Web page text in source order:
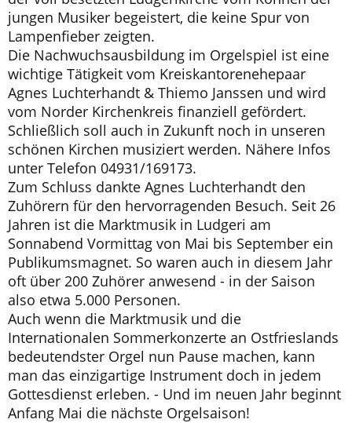
jungen Musiker begeistert, die keine Spur von
Lampenfieber zeigten.
Die Nachwuchsausbildung im Orgelspiel ist eine
wichtige Tätigkeit vom Kreiskantorenehepaar
Agnes Luchterhandt & Thiemo Janssen und wird
vom Norder Kirchenkreis finanziell gefördert.
Schließlich soll auch in Zukunft noch in unseren
schönen Kirchen musiziert werden. Nähere Infos
unter Telefon 04931/169173.
Zum Schluss dankte Agnes Luchterhandt den
Zuhörern für den hervorragenden Besuch. Seit 26
Jahren ist die Marktmusik in Ludgeri am
Sonnabend Vormittag von Mai bis September ein
Publikumsmagnet. So waren auch in diesem Jahr
oft über 200 Zuhörer anwesend - in der Saison
also etwa 5.000 Personen.
Auch wenn die Marktmusik und die
Internationalen Sommerkonzerte an Ostfrieslands
bedeutendster Orgel nun Pause machen, kann
man das einzigartige Instrument doch in jedem
Gottesdienst erleben. - Und im neuen Jahr beginnt
Anfang Mai die nächste Orgelsaison!